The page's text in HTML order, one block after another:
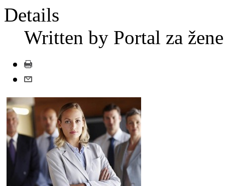
Details
Written by Portal za žene